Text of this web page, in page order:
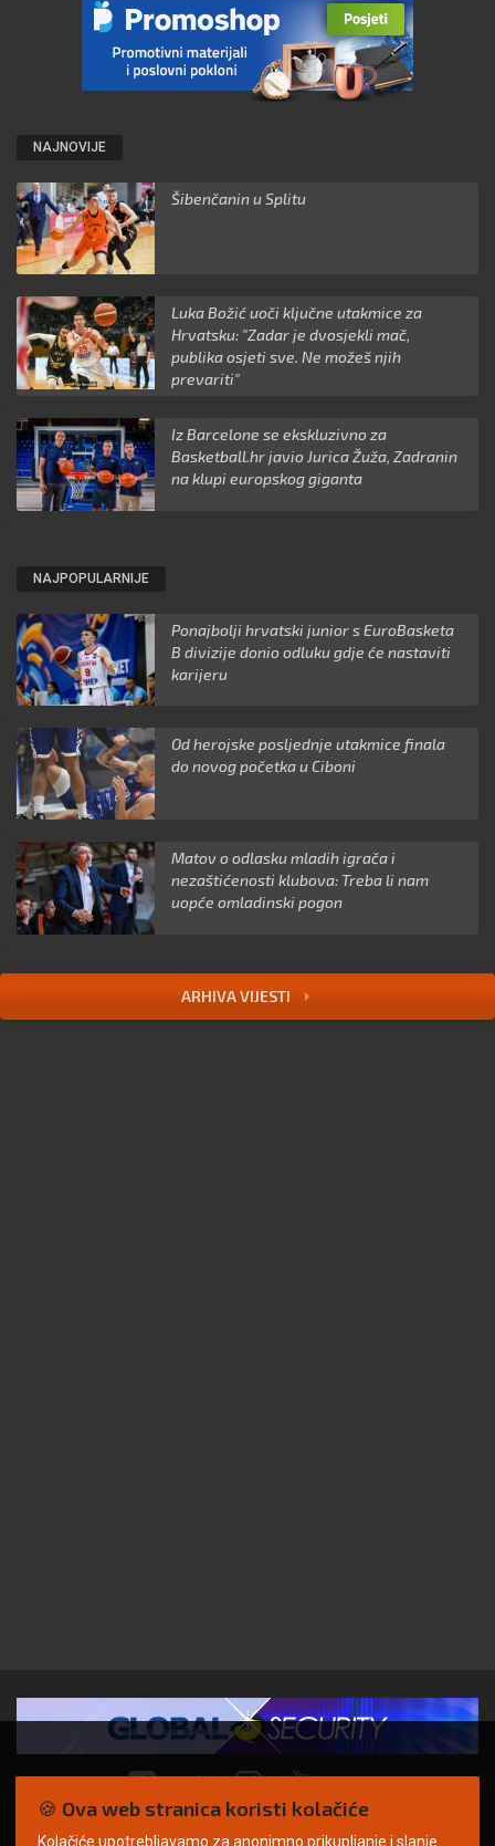
NAJNOVIJE
Šibenčanin u Splitu
Luka Božić uoči ključne utakmice za
Hrvatsku: "Zadar je dvosjekli mač,
publika osjeti sve. Ne možeš njih
prevariti"
Iz Barcelone se ekskluzivno za
Basketball.hr javio Jurica Žuža, Zadranin
na klupi europskog giganta
NAJPOPULARNIJE
Ponajbolji hrvatski junior s EuroBasketa
B divizije donio odluku gdje će nastaviti
karijeru
Od herojske posljednje utakmice finala
do novog početka u Ciboni
Matov o odlasku mladih igrača i
nezaštićenosti klubova: Treba li nam
uopće omladinski pogon
ARHIVA VIJESTI
🍪 Ova web stranica koristi kolačiće
Kolačiće upotrebljavamo za anonimno prikupljanje i slanje